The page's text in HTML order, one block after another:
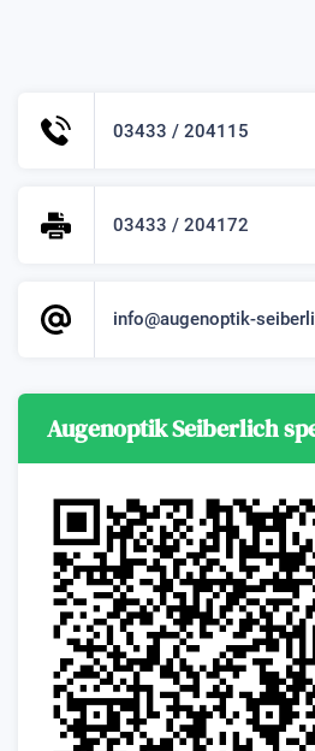
03433 / 204115
03433 / 204172
info@augenoptik-
Augenoptik Seiberlich